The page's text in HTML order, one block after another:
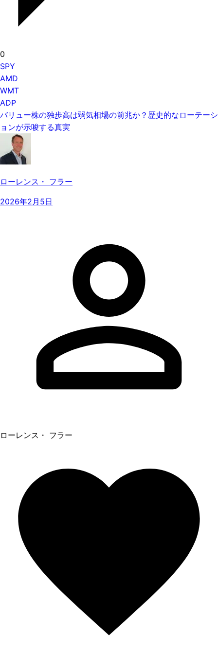
0
SPY
AMD
WMT
ADP
バリュー株の独歩高は弱気相場の前兆か？歴史的なローテーシ
ョンが示唆する真実
ローレンス・ フラー
2026年2月5日
ローレンス・ フラー